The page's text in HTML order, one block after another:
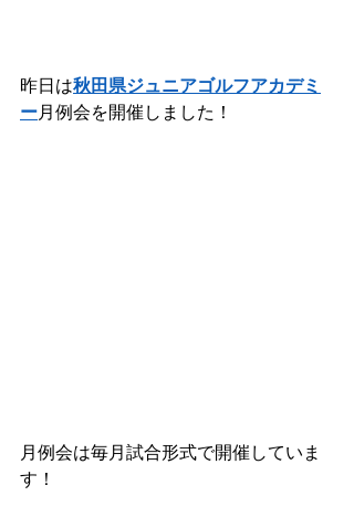
昨日は秋田県ジュニアゴルフアカデミ
ー月例会を開催しました！
月例会は毎月試合形式で開催していま
す！